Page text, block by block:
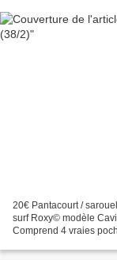
20€ Pantacourt /
surf Roxy© modèle
Comprend 4 vraies